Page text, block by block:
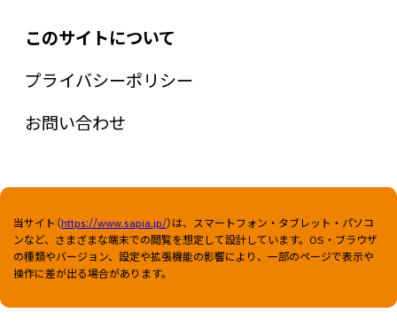
このサイトについて
プライバシーポリシー
お問い合わせ
当サイト（https://www.sapia.jp/）は、スマートフォン・タブレット・パソコ
ンなど、さまざまな端末での閲覧を想定して設計しています。OS・ブラウザ
の種類やバージョン、設定や拡張機能の影響により、一部のページで表示や
操作に差が出る場合があります。